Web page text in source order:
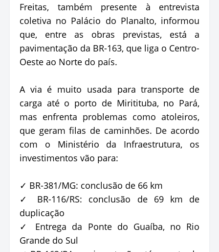
Freitas, também presente à entrevista
coletiva no Palácio do Planalto, informou
que, entre as obras previstas, está a
pavimentação da BR-163, que liga o Centro-
Oeste ao Norte do país.
A via é muito usada para transporte de
carga até o porto de Miritituba, no Pará,
mas enfrenta problemas como atoleiros,
que geram filas de caminhões. De acordo
com o Ministério da Infraestrutura, os
investimentos vão para:
✓ BR-381/MG: conclusão de 66 km
✓ BR-116/RS: conclusão de 69 km de
duplicação
✓ Entrega da Ponte do Guaíba, no Rio
Grande do Sul